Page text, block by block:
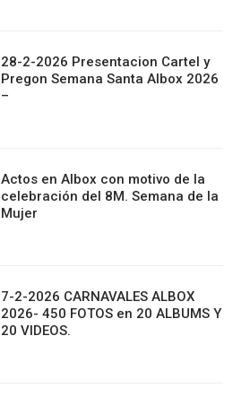
28-2-2026 Presentacion Cartel y
Pregon Semana Santa Albox 2026
–
Actos en Albox con motivo de la
celebración del 8M. Semana de la
Mujer
7-2-2026 CARNAVALES ALBOX
2026- 450 FOTOS en 20 ALBUMS Y
20 VIDEOS.